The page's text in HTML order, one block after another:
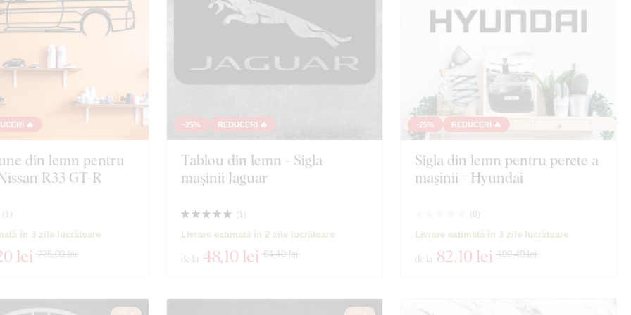
🔥
din lemn pentru
R33 GT-R
(1)
în 3 zile lucrătoare
lei 226,00 lei
-25% REDUCERI 🔥
Tablou din lemn - Sigla
mașinii Jaguar
(1)
Livrare estimată în 2 zile lucrătoare
de la 48,10 lei 64,10 lei
-25% REDUCERI 🔥
Sigla din lemn pentru perete a
mașinii - Hyundai
( 0)
Livrare estimată în 3 zile lucrătoare
de la 82,10 lei 109,40 lei